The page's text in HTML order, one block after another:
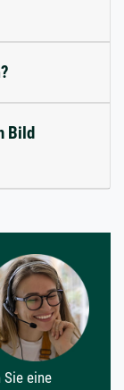
Bild
Sie eine